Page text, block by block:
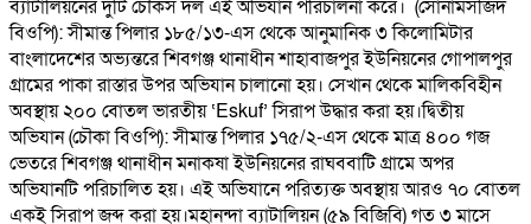
ব্যাটালিয়নের দুটি চৌকস দল এই অভিযান পরিচালনা করে। ​ (সোনামসজিদ
বিওপি): সীমান্ত পিলার ১৮৫/১৩-এস থেকে আনুমানিক ৩ কিলোমিটার
বাংলাদেশের অভ্যন্তরে শিবগঞ্জ থানাধীন শাহাবাজপুর ইউনিয়নের গোপালপুর
গ্রামের পাকা রাস্তার উপর অভিযান চালানো হয়। সেখান থেকে মালিকবিহীন
অবস্থায় ২০০ বোতল ভারতীয় ‘Eskuf’ সিরাপ উদ্ধার করা হয়। ​দ্বিতীয়
অভিযান (চৌকা বিওপি): সীমান্ত পিলার ১৭৫/২-এস থেকে মাত্র ৪০০ গজ
ভেতরে শিবগঞ্জ থানাধীন মনাকষা ইউনিয়নের রাঘববাটি গ্রামে অপর
অভিযানটি পরিচালিত হয়। এই অভিযানে পরিত্যক্ত অবস্থায় আরও ৭০ বোতল
একই সিরাপ জব্দ করা হয়। ​ মহানন্দা ব্যাটালিয়ন (৫৯ বিজিবি) গত ৩ মাসে